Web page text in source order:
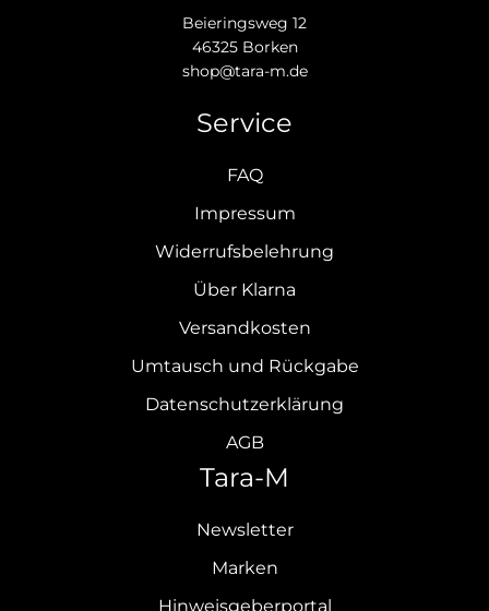
Beieringsweg 12
46325 Borken
shop@tara-m.de
Service
FAQ
Impressum
Widerrufsbelehrung
Über Klarna
Versandkosten
Umtausch und Rückgabe
Datenschutzerklärung
AGB
Tara-M
Newsletter
Marken
Hinweisgeberportal